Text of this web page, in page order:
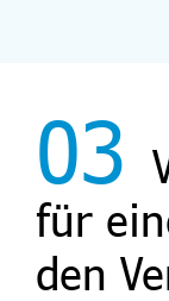
03
für
den